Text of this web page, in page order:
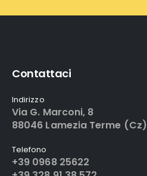
Contattaci
Indirizzo
Via G. Marconi, 8
88046 Lamezia Terme (Cz)
Telefono
+39 0968 25622